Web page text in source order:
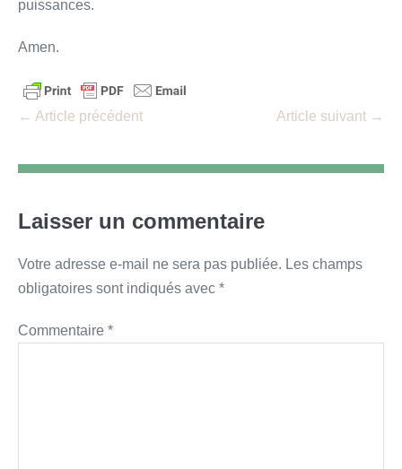
puissances.
Amen.
Navigation
← Article précédent Article suivant →
Laisser un commentaire
Votre adresse e-mail ne sera pas publiée. Les champs
obligatoires sont indiqués avec *
Commentaire *